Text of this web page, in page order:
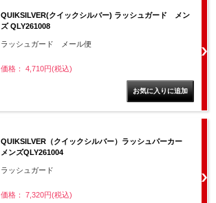
QUIKSILVER(クイックシルバー) ラッシュガード メン
ズ QLY261008
ラッシュガード メール便
価格： 4,710円(税込)
QUIKSILVER（クイックシルバー）ラッシュパーカー
メンズQLY261004
ラッシュガード
価格： 7,320円(税込)